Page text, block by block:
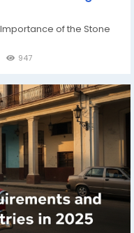
of the Stone
947